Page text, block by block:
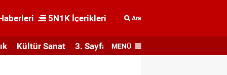
5N1K İçerikleri Ara
Kültür Sanat 3. Sayfa MENÜ